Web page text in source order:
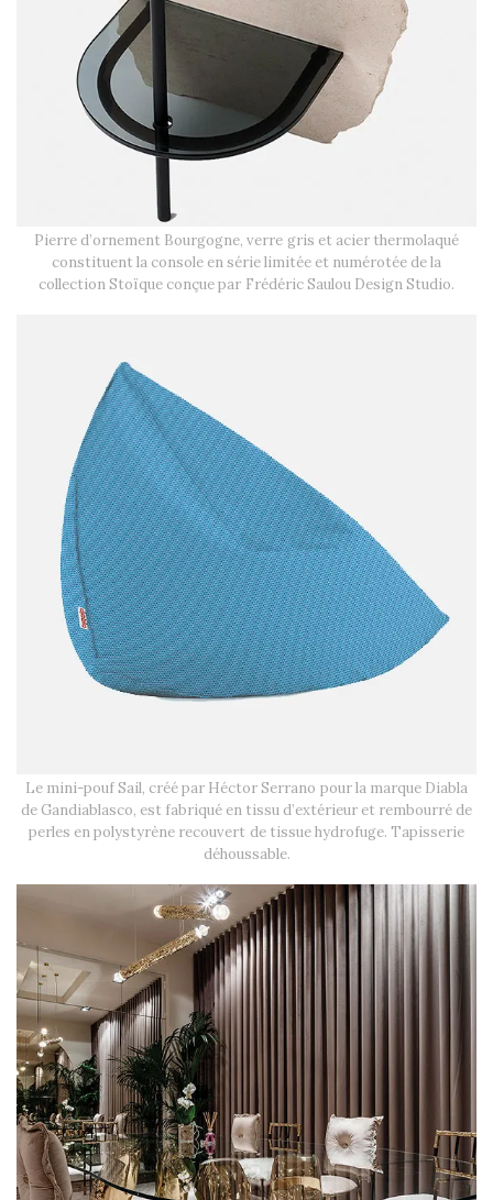
Pierre d’ornement Bourgogne, verre gris et acier thermolaqué
constituent la console en série limitée et numérotée de la
collection Stoïque conçue par Frédéric Saulou Design Studio.
Le mini-pouf Sail, créé par Héctor Serrano pour la marque Diabla
de Gandiablasco, est fabriqué en tissu d’extérieur et rembourré de
perles en polystyrène recouvert de tissue hydrofuge. Tapisserie
déhoussable.